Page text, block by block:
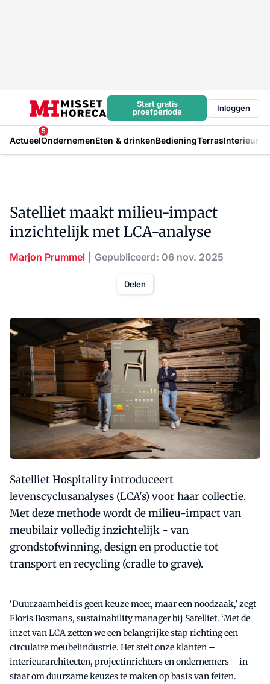
Start gratis
proefperiode
Inloggen
Actueel
5
OndernemenEten & drinkenBedieningTerrasInterieur
Satelliet maakt milieu-impact
inzichtelijk met LCA-analyse
Marjon Prummel Gepubliceerd: 06 nov. 2025
Delen
Satelliet Hospitality introduceert
levenscyclusanalyses (LCA's) voor haar collectie.
Met deze methode wordt de milieu-impact van
meubilair volledig inzichtelijk - van
grondstofwinning, design en productie tot
transport en recycling (cradle to grave).
‘Duurzaamheid is geen keuze meer, maar een noodzaak,’ zegt
Floris Bosmans, sustainability manager bij Satelliet. ‘Met de
inzet van LCA zetten we een belangrijke stap richting een
circulaire meubelindustrie. Het stelt onze klanten –
interieurarchitecten, projectinrichters en ondernemers – in
staat om duurzame keuzes te maken op basis van feiten.